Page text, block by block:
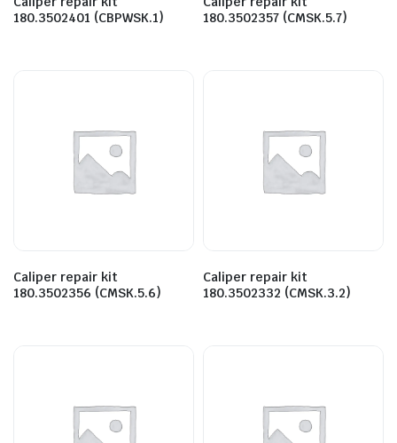
180.3502401 (CBPWSK.1)
180.3502357 (CMSK.5.7)
Caliper repair kit
180.3502356 (CMSK.5.6)
Caliper repair kit
180.3502332 (CMSK.3.2)